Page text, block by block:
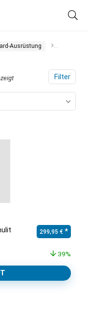
Ausrüstung
Filter
Ursprünglicher
299,95 €
39%